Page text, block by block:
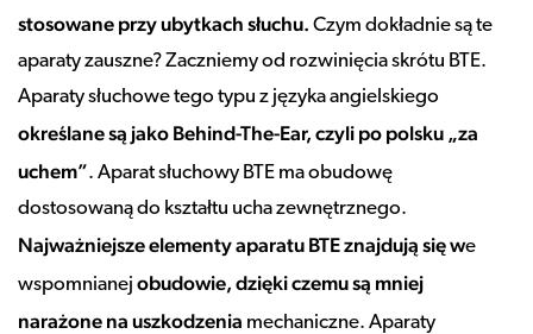
stosowane przy ubytkach słuchu. Czym dokładnie są te
aparaty zauszne? Zaczniemy od rozwinięcia skrótu BTE.
Aparaty słuchowe tego typu z języka angielskiego
określane są jako Behind-The-Ear, czyli po polsku „za
uchem”. Aparat słuchowy BTE ma obudowę
dostosowaną do kształtu ucha zewnętrznego.
Najważniejsze elementy aparatu BTE znajdują się we
wspomnianej obudowie, dzięki czemu są mniej
narażone na uszkodzenia mechaniczne. Aparaty